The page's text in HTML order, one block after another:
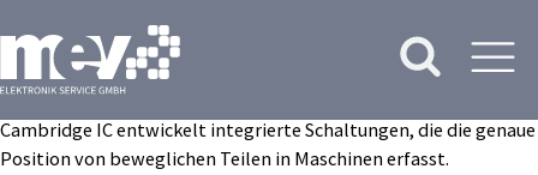
Cambridge IC entwickelt integrierte Schaltungen, die die genaue
Position von beweglichen Teilen in Maschinen erfasst.